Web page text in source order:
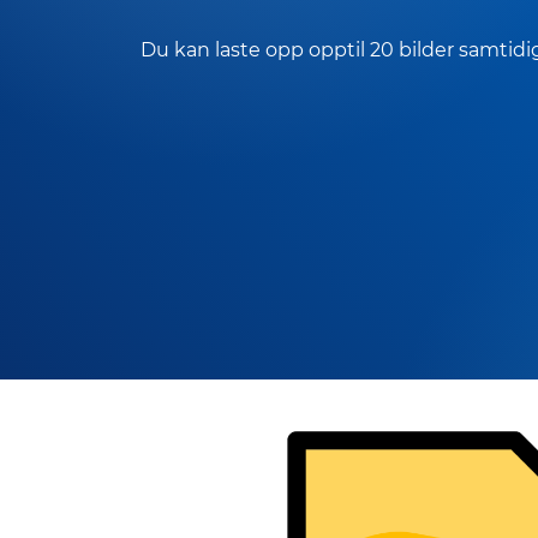
Du kan laste opp opptil 20 bilder